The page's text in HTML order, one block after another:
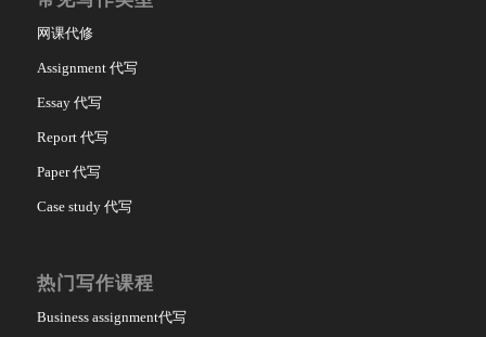
网课代修
Assignment 代写
Essay 代写
Report 代写
Paper 代写
Case study 代写
热门写作课程
Business assignment代写